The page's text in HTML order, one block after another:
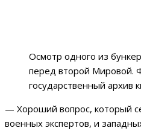
Осмотр одного из
перед второй Мировой.
государственный архив
— Хороший вопрос, который
военных экспертов, и